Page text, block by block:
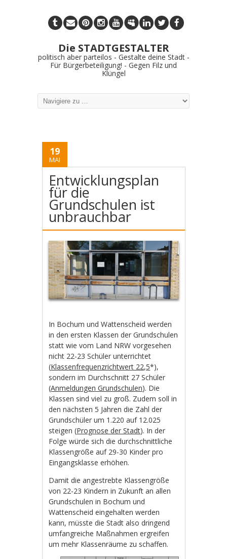
Die STADTGESTALTER
politisch aber parteilos - Gestalte deine Stadt -
Für Bürgerbeteiligung! - Gegen Filz und
Klüngel
19
MAI
Entwicklungsplan
für die
Grundschulen ist
unbrauchbar
In Bochum und Wattenscheid werden
in den ersten Klassen der Grundschulen
statt wie vom Land NRW vorgesehen
nicht 22-23 Schüler unterrichtet
(Klassenfrequenzrichtwert 22,5*),
sondern im Durchschnitt 27 Schüler
(Anmeldungen Grundschulen). Die
Klassen sind viel zu groß. Zudem soll in
den nächsten 5 Jahren die Zahl der
Grundschüler um 1.220 auf 12.025
steigen (Prognose der Stadt). In der
Folge würde sich die durchschnittliche
Klassengröße auf 29-30 Kinder pro
Eingangsklasse erhöhen.
Damit die angestrebte Klassengröße
von 22-23 Kindern in Zukunft an allen
Grundschulen in Bochum und
Wattenscheid eingehalten werden
kann, müsste die Stadt also dringend
umfangreiche Maßnahmen ergreifen
um mehr Klassenräume zu schaffen.